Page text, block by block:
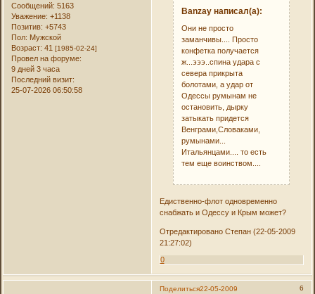
Сообщений: 5163
Уважение: +1138
Позитив: +5743
Пол: Мужской
Возраст: 41[1985-02-24]
Провел на форуме:
9 дней 3 часа
Последний визит:
25-07-2026 06:50:58
Banzay написал(а):
Они не просто
заманчивы.... Просто
конфетка получается
ж...эээ..спина удара с
севера прикрыта
болотами, а удар от
Одессы румынам не
остановить, дырку
затыкать придется
Венграми,Словаками,
румынами...
Итальянцами.... то есть
тем еще воинством....
Едиственно-флот одновременно
снабжать и Одессу и Крым может?
Отредактировано Степан (22-05-2009
21:27:02)
0
Поделиться 6
22-05-2009